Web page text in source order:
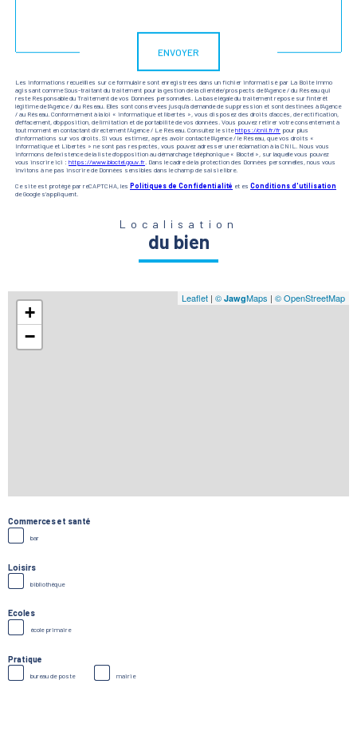
ENVOYER
Les informations recueillies sur ce formulaire sont enregistrées dans un fichier informatisé par La Boite Immo
agissant comme Sous-traitant du traitement pour la gestion de la clientèle/prospects de l'Agence / du Réseau qui
reste Responsable du Traitement de vos Données personnelles. La base légale du traitement repose sur l'intérêt
légitime de l'Agence / du Réseau. Elles sont conservées jusqu'à demande de suppression et sont destinées à l'Agence
/ au Réseau. Conformément à la loi « informatique et libertés », vous disposez des droits d’accès, de rectification,
d’effacement, d’opposition, de limitation et de portabilité de vos données. Vous pouvez retirer votre consentement à
tout moment en contactant directement l’Agence / Le Réseau. Consultez le sitehttps://cnil.fr/fr pour plus
d’informations sur vos droits. Si vous estimez, après avoir contacté l'Agence / le Réseau, que vos droits «
Informatique et Libertés » ne sont pas respectés, vous pouvez adresser une réclamation à la CNIL. Nous vous
informons de l’existence de la liste d'opposition au démarchage téléphonique « Bloctel », sur laquelle vous pouvez
vous inscrire ici : https://www.bloctel.gouv.fr. Dans le cadre de la protection des Données personnelles, nous vous
invitons à ne pas inscrire de Données sensibles dans le champ de saisie libre.
Ce site est protégé par reCAPTCHA, les Politiques de Confidentialité et es Conditions d'utilisation
de Google s'appliquent.
Localisation
du bien
+
−
Leaflet | © JawgMaps | © OpenStreetMap
Commerces et santé
bar
Loisirs
bibliothèque
Ecoles
école primaire
Pratique
bureau de poste mairie